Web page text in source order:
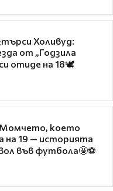
Холивуд:
от „Годзила
отиде на 18🕊️
което
на 19 — историята
във футбола🤩⚽